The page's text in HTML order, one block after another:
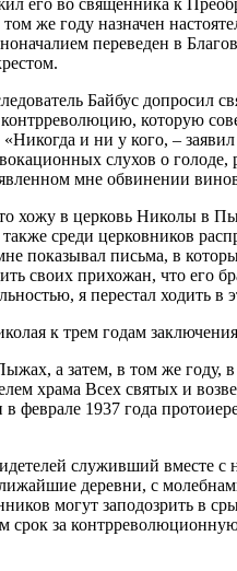
его во священника к
же году назначен
переведен в
Байбус допросил
которую
и ни у кого, –
слухов о
мне обвинении
хожу в церковь Николы в
среди церковников
письма, в
своих прихожан, что его
я перестал ходить в
к трем годам
а затем, в том же
храма Всех святых и
1937 года
служивший вместе
деревни, с
могут заподозрить в
за